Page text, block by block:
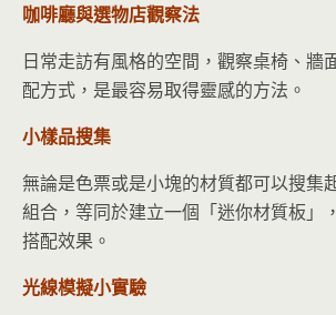
咖啡廳與選物店觀察法
日常走訪有風格的空間，觀察桌椅、牆
配方式，是最容易取得靈感的方法。
小樣品搜集
無論是色票或是小塊的材質都可以搜集
組合，等同於建立一個「迷你材質板」
搭配效果。
光線模擬小實驗